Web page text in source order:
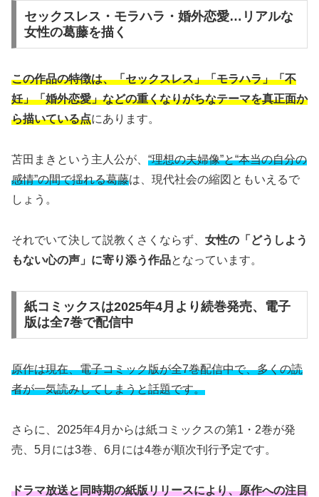
セックスレス・モラハラ・婚外恋愛…リアルな
女性の葛藤を描く
この作品の特徴は、「セックスレス」「モラハラ」「不
妊」「婚外恋愛」などの重くなりがちなテーマを真正面か
ら描いている点にあります。
苫田まきという主人公が、 “理想の夫婦像”と“本当の自分の
感情”の間で揺れる葛藤は、現代社会の縮図ともいえるで
しょう。
それでいて決して説教くさくならず、 女性の「どうしよう
もない心の声」に寄り添う作品となっています。
紙コミックスは2025年4月より続巻発売、電子
版は全7巻で配信中
原作は現在、電子コミック版が全7巻配信中で、多くの読
者が一気読みしてしまうと話題です。
さらに、2025年4月からは紙コミックスの第1・2巻が発
売、5月には3巻、6月には4巻が順次刊行予定です。
ドラマ放送と同時期の紙版リリースにより、原作への注目